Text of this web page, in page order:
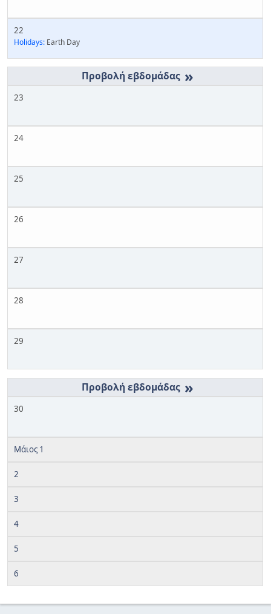
22
Holidays: Earth Day
»
23
24
25
26
27
28
29
»
30
Μάιος 1
2
3
4
5
6